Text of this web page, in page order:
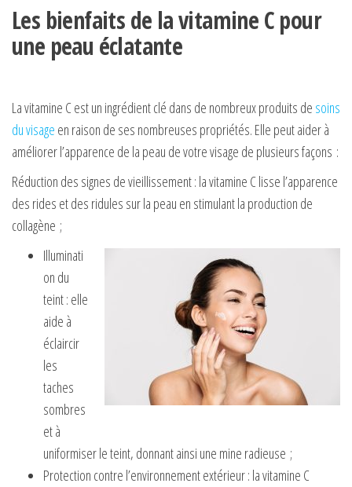
Les bienfaits de la vitamine C pour
une peau éclatante
La vitamine C est un ingrédient clé dans de nombreux produits de soins
du visage en raison de ses nombreuses propriétés. Elle peut aider à
améliorer l’apparence de la peau de votre visage de plusieurs façons :
Réduction des signes de vieillissement : la vitamine C lisse l’apparence
des rides et des ridules sur la peau en stimulant la production de
collagène ;
Illuminati
on du
teint : elle
aide à
éclaircir
les
taches
sombres
et à
uniformiser le teint, donnant ainsi une mine radieuse ;
Protection contre l’environnement extérieur : la vitamine C